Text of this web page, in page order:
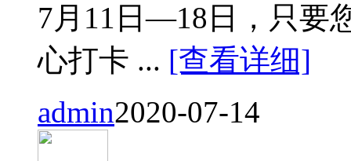
7月11日—18日，只要
心打卡 ... [查看详细]
admin2020-07-14